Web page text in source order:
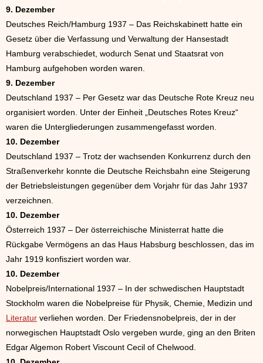
9. Dezember
Deutsches Reich/Hamburg 1937 – Das Reichskabinett hatte ein
Gesetz über die Verfassung und Verwaltung der Hansestadt
Hamburg verabschiedet, wodurch Senat und Staatsrat von
Hamburg aufgehoben worden waren.
9. Dezember
Deutschland 1937 – Per Gesetz war das Deutsche Rote Kreuz neu
organisiert worden. Unter der Einheit „Deutsches Rotes Kreuz“
waren die Untergliederungen zusammengefasst worden.
10. Dezember
Deutschland 1937 – Trotz der wachsenden Konkurrenz durch den
Straßenverkehr konnte die Deutsche Reichsbahn eine Steigerung
der Betriebsleistungen gegenüber dem Vorjahr für das Jahr 1937
verzeichnen.
10. Dezember
Österreich 1937 – Der österreichische Ministerrat hatte die
Rückgabe Vermögens an das Haus Habsburg beschlossen, das im
Jahr 1919 konfisziert worden war.
10. Dezember
Nobelpreis/International 1937 – In der schwedischen Hauptstadt
Stockholm waren die Nobelpreise für Physik, Chemie, Medizin und
Literatur verliehen worden. Der Friedensnobelpreis, der in der
norwegischen Hauptstadt Oslo vergeben wurde, ging an den Briten
Edgar Algemon Robert Viscount Cecil of Chelwood.